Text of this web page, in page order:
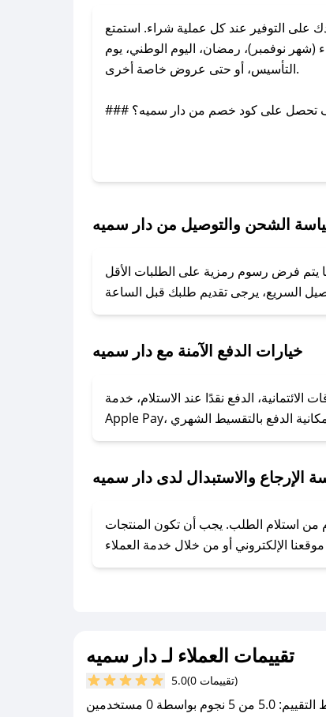
التوفير عند كل عملية شراء. استمتع
نوفمبر)، رمضان، اليوم الوطني، يوم
التأسيس، أو حتى عروض خاصة أخرى.
### كيف تحصل على كود خصم من دار سميه؟
أو البريد الإلكتروني لإضافته بسرعة.
وسنقوم بحل المشكلة في أسرع وقت ممكن.
### ماذا أفعل إذا لم أجد كود خصم لمتجري المفضل؟
كوبونات وخصومات حصرية، قم بما يلي:
- اضغط على أيقونة متابعة لمتجر دار سميه في تطبيق صحصح.
- تابع حسابنا الرسمي على تويتر وقم بتفعيل زر التنبيهات.
الشحن والتوصيل من دار سميه
يتم فرض رسوم رمزية على الطلبات الأقل
خيارات الدفع الآمنة مع دار سميه
الدفع نقدًا عند الاستلام، خدمة
الإرجاع والاستبدال لدى دار سميه
على توفير تجربة تسوق آمنة ومريحة لعملائه، حيث يمكنك استرجاع أو استبدال المنتجات مجانًا خلال 7 أيام من استلام الطلب. يجب أن تكون المنتجات
تقييمات العملاء لـ دار سميه
5.0 (0 تقييمات)
5 نجوم بواسطة 0 مستخدمين